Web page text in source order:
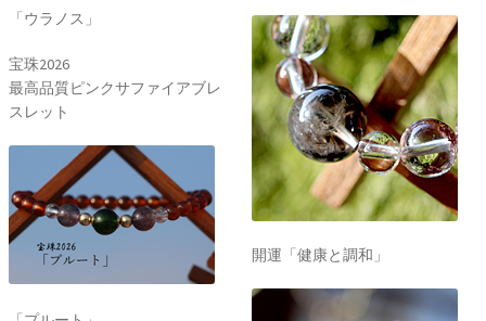
「ウラノス」
宝珠2026
最高品質ピンクサファイアブレ
スレット
開運「健康と調和」